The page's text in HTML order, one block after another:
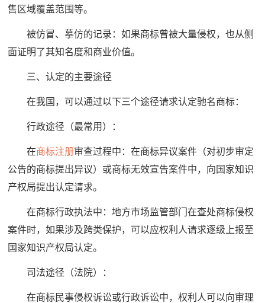
售区域覆盖范围等。
被仿冒、摹仿的记录：如果商标曾被大量侵权，也从侧
面证明了其知名度和商业价值。
三、认定的主要途径
在我国，可以通过以下三个途径请求认定驰名商标：
行政途径（最常用）：
在商标注册审查过程中：在商标异议案件（对初步审定
公告的商标提出异议）或商标无效宣告案件中，向国家知识
产权局提出认定请求。
在商标行政执法中：地方市场监管部门在查处商标侵权
案件时，如果涉及跨类保护，可以应权利人请求逐级上报至
国家知识产权局认定。
司法途径（法院）：
在商标民事侵权诉讼或行政诉讼中，权利人可以向审理